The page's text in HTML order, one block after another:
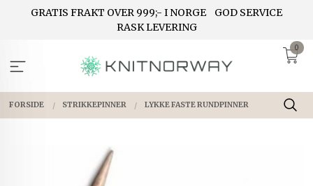
GRATIS FRAKT OVER 999;- I NORGE
GOD SERVICE
RASK LEVERING
0
FORSIDE STRIKKEPINNER LYKKE FASTE RUNDPINNER